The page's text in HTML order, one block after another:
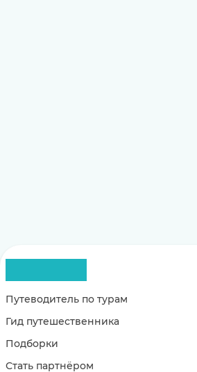
Путеводитель по турам
Гид путешественника
Подборки
Стать партнёром